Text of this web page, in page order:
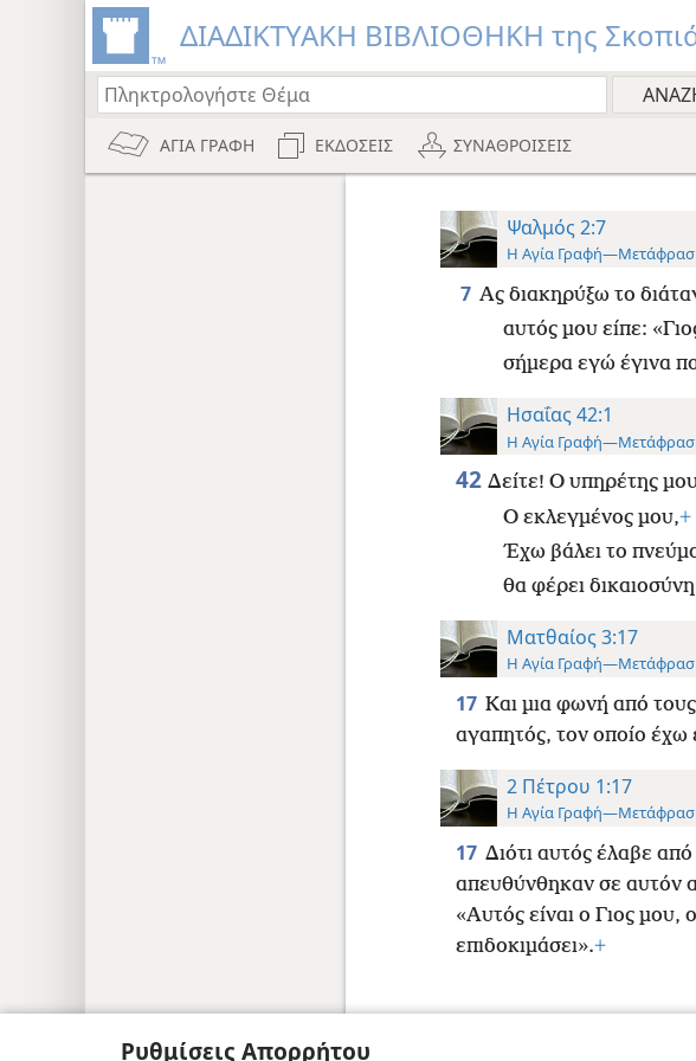
Ρυθμίσεις Απορρήτου
ΔΙΑΔΙΚΤΥΑΚΗ ΒΙΒΛΙΟΘΗΚΗ της
ΑΓΙΑ ΓΡΑΦΗ ΕΚΔΟΣΕΙΣ ΣΥΝΑΘΡΟΙΣΕΙΣ
Ψαλμός 2:7
Η Αγία
7 Ας διακηρύξω το
αυτός μου είπε:
σήμερα εγώ έγινα
Ησαΐας 42:1
Η Αγία
42 Δείτε! Ο υπηρέτης
Ο εκλεγμένος μου,+
Έχω βάλει το
θα φέρει
Ματθαίος 3:17
Η Αγία
17 Και μια φωνή από
αγαπητός, τον οποίο έχω
2 Πέτρου 1:17
Η Αγία
17 Διότι αυτός έλαβε
απευθύνθηκαν σε αυτόν
«Αυτός είναι ο Γιος
επιδοκιμάσει».+